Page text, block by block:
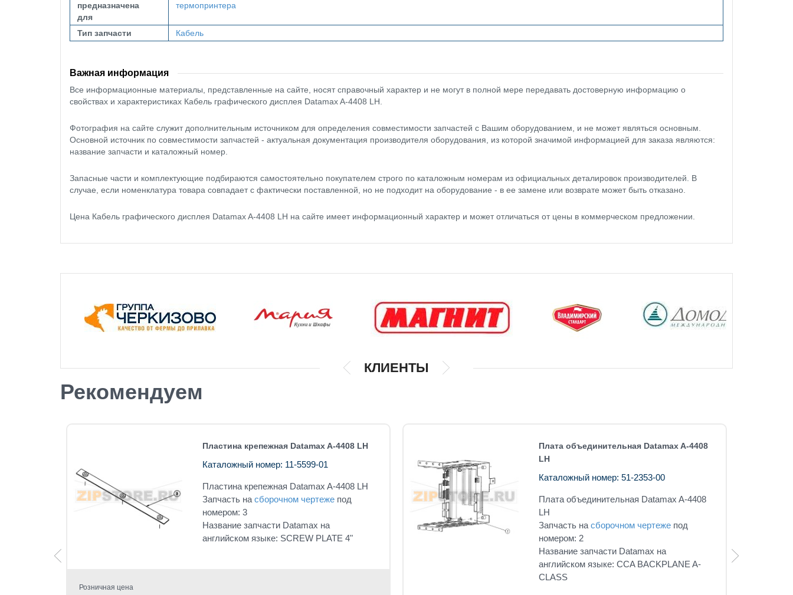
предназначена
для
термопринтера
Тип запчасти Кабель
Важная информация
Все информационные материалы, представленные на сайте, носят справочный характер и не могут в полной мере передавать достоверную информацию о
свойствах и характеристиках Кабель графического дисплея Datamax A-4408 LH.
Фотография на сайте служит дополнительным источником для определения совместимости запчастей с Вашим оборудованием, и не может являться основным.
Основной источник по совместимости запчастей - актуальная документация производителя оборудования, из которой значимой информацией для заказа являются:
название запчасти и каталожный номер.
Запасные части и комплектующие подбираются самостоятельно покупателем строго по каталожным номерам из официальных деталировок производителей. В
случае, если номенклатура товара совпадает с фактически поставленной, но не подходит на оборудование - в ее замене или возврате может быть отказано.
Цена Кабель графического дисплея Datamax A-4408 LH на сайте имеет информационный характер и может отличаться от цены в коммерческом предложении.
КЛИЕНТЫ
Рекомендуем
Пластина крепежная Datamax A-4408 LH
Каталожный номер: 11-5599-01
Пластина крепежная Datamax A-4408 LH
Запчасть на сборочном чертежепод
номером: 3
Название запчасти Datamax на
английском языке: SCREW PLATE 4"
Розничная цена
Плата объединительная Datamax A-4408
LH
Каталожный номер: 51-2353-00
Плата объединительная Datamax A-4408
LH
Запчасть на сборочном чертежепод
номером: 2
Название запчасти Datamax на
английском языке: CCA BACKPLANE A-
CLASS